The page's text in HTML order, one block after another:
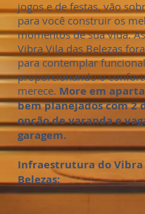
jogos e de festas, vão
para você construir os
momentos de sua vida.
Vibra Vila das Belezas
para contemplar
proporcionando o
merece. More em
bem planejados com 2
opção de varanda e
garagem.
Infraestrutura do Vibra
Belezas: